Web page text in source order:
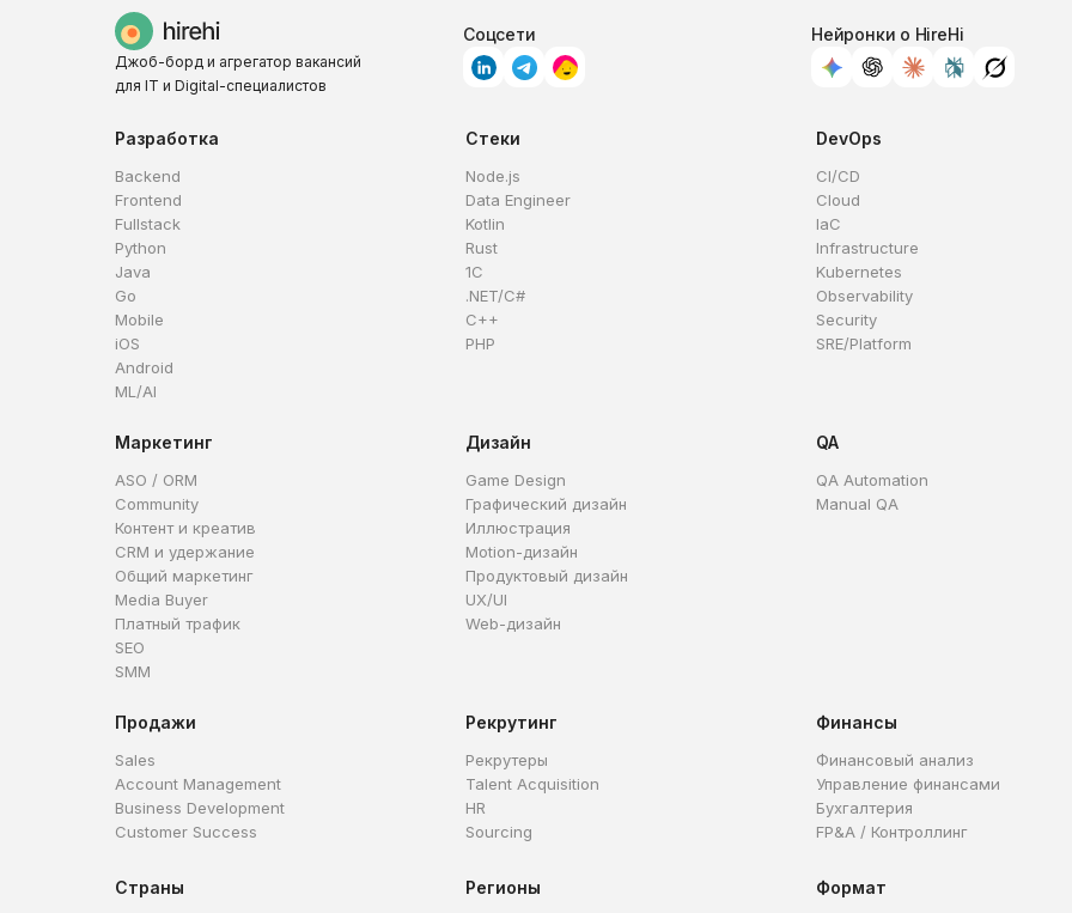
Джоб-борд и агрегатор вакансий
для IT и Digital-специалистов
Соцсети Нейронки о HireHi
Разработка
Backend
Frontend
Fullstack
Python
Java
Go
Mobile
iOS
Android
ML/AI
Стеки
Node.js
Data Engineer
Kotlin
Rust
1C
.NET/C#
C++
PHP
DevOps
CI/CD
Cloud
IaC
Infrastructure
Kubernetes
Observability
Security
SRE/Platform
Маркетинг
ASO / ORM
Community
Контент и креатив
CRM и удержание
Общий маркетинг
Media Buyer
Платный трафик
SEO
SMM
Дизайн
Game Design
Графический дизайн
Иллюстрация
Motion-дизайн
Продуктовый дизайн
UX/UI
Web-дизайн
QA
QA Automation
Manual QA
Продажи
Sales
Account Management
Business Development
Customer Success
Рекрутинг
Рекрутеры
Talent Acquisition
HR
Sourcing
Финансы
Финансовый анализ
Управление финансами
Бухгалтерия
FP&A / Контроллинг
Страны Регионы Формат